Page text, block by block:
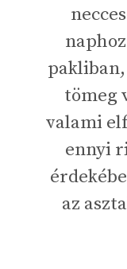
tömeg
valami
ennyi
az